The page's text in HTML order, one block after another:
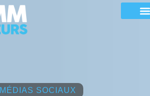
MÉDIAS SOCIAUX